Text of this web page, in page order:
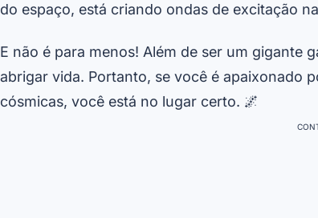
do espaço, está criando ondas de excitação
E não é para menos! Além de ser um gigante
abrigar vida. Portanto, se você é apaixonado
cósmicas, você está no lugar certo. 🌌